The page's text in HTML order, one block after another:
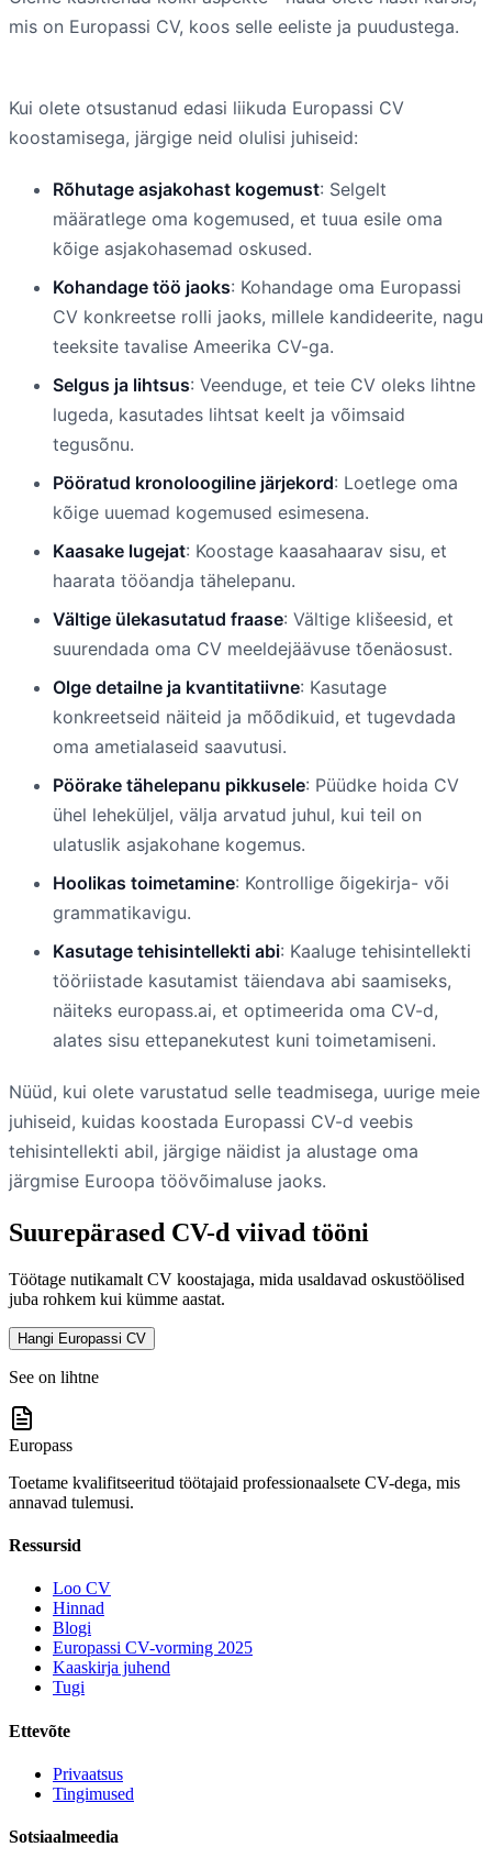
mis on Europassi CV, koos selle eeliste ja puudustega.
Kui olete otsustanud edasi liikuda Europassi CV
koostamisega, järgige neid olulisi juhiseid:
Rõhutage asjakohast kogemust: Selgelt
määratlege oma kogemused, et tuua esile oma
kõige asjakohasemad oskused.
Kohandage töö jaoks: Kohandage oma Europassi
CV konkreetse rolli jaoks, millele kandideerite, nagu
teeksite tavalise Ameerika CV-ga.
Selgus ja lihtsus: Veenduge, et teie CV oleks lihtne
lugeda, kasutades lihtsat keelt ja võimsaid
tegusõnu.
Pööratud kronoloogiline järjekord: Loetlege oma
kõige uuemad kogemused esimesena.
Kaasake lugejat: Koostage kaasahaarav sisu, et
haarata tööandja tähelepanu.
Vältige ülekasutatud fraase: Vältige klišeesid, et
suurendada oma CV meeldejäävuse tõenäosust.
Olge detailne ja kvantitatiivne: Kasutage
konkreetseid näiteid ja mõõdikuid, et tugevdada
oma ametialaseid saavutusi.
Pöörake tähelepanu pikkusele: Püüdke hoida CV
ühel leheküljel, välja arvatud juhul, kui teil on
ulatuslik asjakohane kogemus.
Hoolikas toimetamine: Kontrollige õigekirja- või
grammatikavigu.
Kasutage tehisintellekti abi: Kaaluge tehisintellekti
tööriistade kasutamist täiendava abi saamiseks,
näiteks europass.ai, et optimeerida oma CV-d,
alates sisu ettepanekutest kuni toimetamiseni.
Nüüd, kui olete varustatud selle teadmisega, uurige meie
juhiseid, kuidas koostada Europassi CV-d veebis
tehisintellekti abil, järgige näidist ja alustage oma
järgmise Euroopa töövõimaluse jaoks.
Suurepärased CV-d viivad tööni
Töötage nutikamalt CV koostajaga, mida usaldavad oskustöölised
juba rohkem kui kümme aastat.
Hangi Europassi CV
See on lihtne
Europass
Toetame kvalifitseeritud töötajaid professionaalsete CV-dega, mis
annavad tulemusi.
Ressursid
Loo CV
Hinnad
Blogi
Europassi CV-vorming 2025
Kaaskirja juhend
Tugi
Ettevõte
Privaatsus
Tingimused
Sotsiaalmeedia